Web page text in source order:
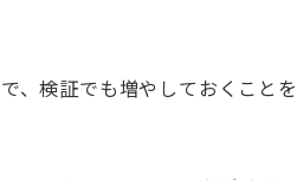
検証でも増やしておくことを